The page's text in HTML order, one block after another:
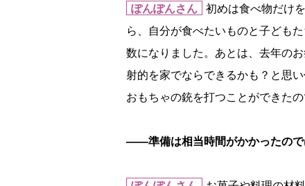
ぽんぽんさん
初めは食べ物だけ
ら、自分が食べたいものと子ども
数になりました。あとは、去年の
射的を家でならできるかも？と思
おもちゃの銃を打つことができた
――準備は相当時間がかかったので